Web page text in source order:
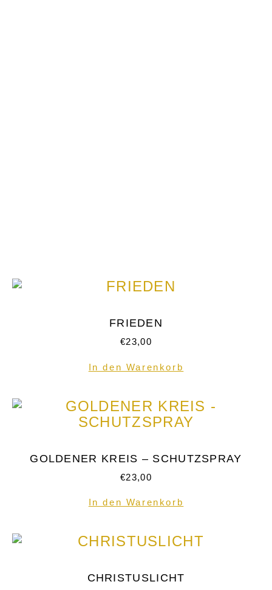
FRIEDEN
€23,00
In den Warenkorb
GOLDENER KREIS – SCHUTZSPRAY
€23,00
In den Warenkorb
CHRISTUSLICHT